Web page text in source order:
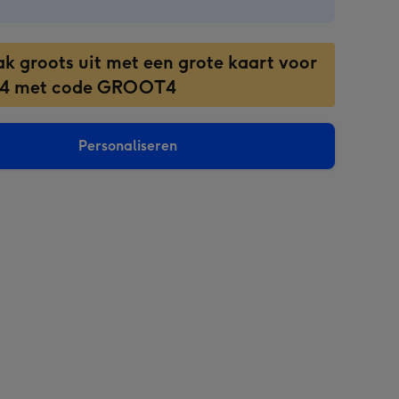
groots uit met een grote kaart voor
met code GROOT4
Personaliseren